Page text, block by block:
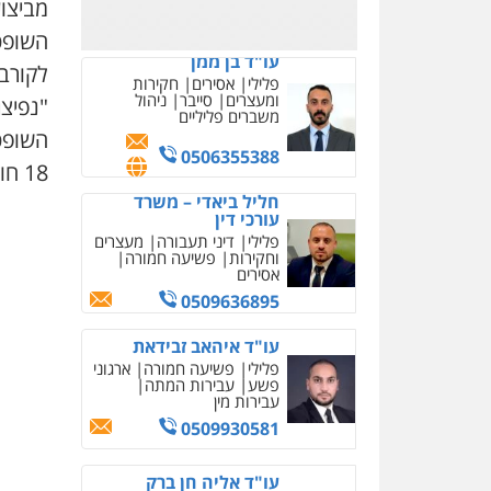
עו"ד בן ממן
פלילי אסירים חקירות
ומעצרים סייבר ניהול
משברים פליליים
0506355388
חליל ביאדי – משרד
עורכי דין
פלילי דיני תעבורה מעצרים
וחקירות פשיעה חמורה
אסירים
0509636895
עו"ד איהאב זבידאת
פלילי פשיעה חמורה ארגוני
פשע עבירות המתה
עבירות מין
0509930581
עו"ד אליה חן ברק
18 חודשי מאסר ופיצוי של 5,000 שקל לכל מתלוננת (24 ינואר).